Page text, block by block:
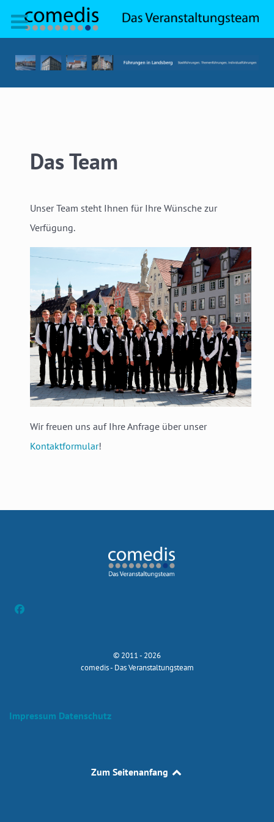
Das Team
Unser Team steht Ihnen für Ihre Wünsche zur
Verfügung.
Wir freuen uns auf Ihre Anfrage über unser
Kontaktformular!
© 2011 - 2026
comedis - Das Veranstaltungsteam
Impressum Datenschutz
Zum Seitenanfang